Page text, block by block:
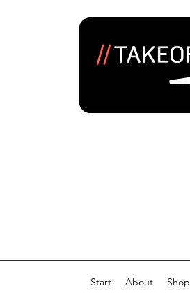
Start About Shop